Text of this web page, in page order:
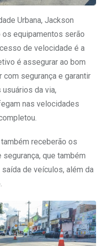
Urbana, Jackson
os equipamentos serão
de velocidade é a
é assegurar ao bom
segurança e garantir
da via,
nas velocidades
receberão os
que também
de veículos, além da